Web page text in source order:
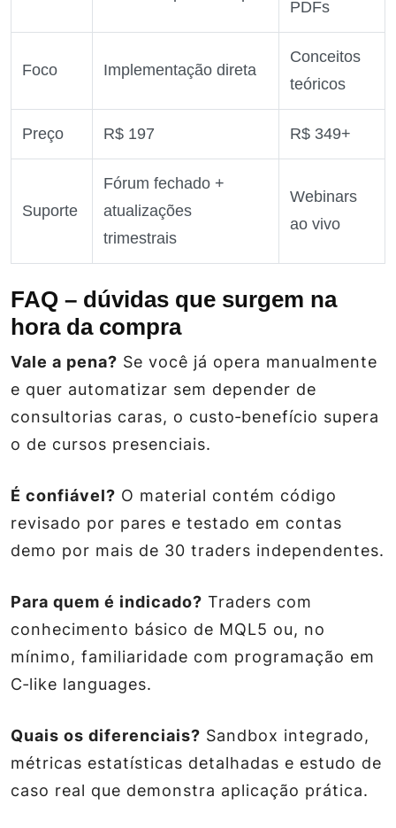
PDFs
Foco Implementação direta
Conceitos
teóricos
Preço R$ 197 R$ 349+
Suporte
Fórum fechado +
atualizações
trimestrais
Webinars
ao vivo
FAQ – dúvidas que surgem na
hora da compra
Vale a pena? Se você já opera manualmente
e quer automatizar sem depender de
consultorias caras, o custo‑benefício supera
o de cursos presenciais.
É confiável? O material contém código
revisado por pares e testado em contas
demo por mais de 30 traders independentes.
Para quem é indicado? Traders com
conhecimento básico de MQL5 ou, no
mínimo, familiaridade com programação em
C‑like languages.
Quais os diferenciais? Sandbox integrado,
métricas estatísticas detalhadas e estudo de
caso real que demonstra aplicação prática.